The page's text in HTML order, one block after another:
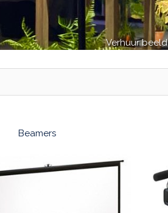
Verhuur beeld
Beamers